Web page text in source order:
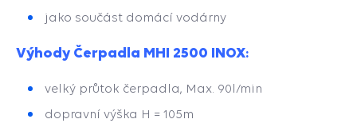
jako součást domácí vodárny
Výhody Čerpadla MHI 2500 INOX:
velký průtok čerpadla, Max. 90l/min
dopravní výška H = 105m